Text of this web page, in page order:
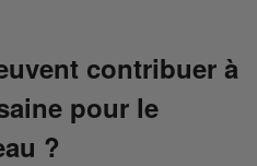
contribuer à
pour le
?